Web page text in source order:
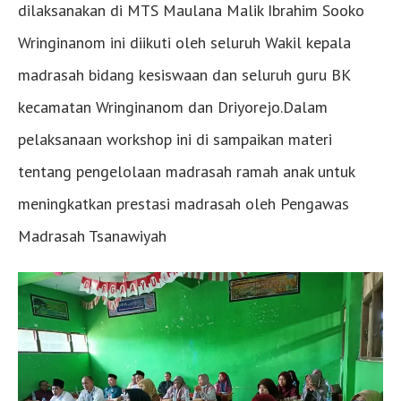
dilaksanakan di MTS Maulana Malik Ibrahim Sooko
Wringinanom ini diikuti oleh seluruh Wakil kepala
madrasah bidang kesiswaan dan seluruh guru BK
kecamatan Wringinanom dan Driyorejo.Dalam
pelaksanaan workshop ini di sampaikan materi
tentang pengelolaan madrasah ramah anak untuk
meningkatkan prestasi madrasah oleh Pengawas
Madrasah Tsanawiyah